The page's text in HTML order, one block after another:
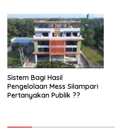
Sistem Bagi Hasil
Pengelolaan Mess Silampari
Pertanyakan Publik ??